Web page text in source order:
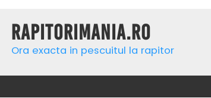
Rapitorimania.ro
Ora exacta in pescuitul la rapitor